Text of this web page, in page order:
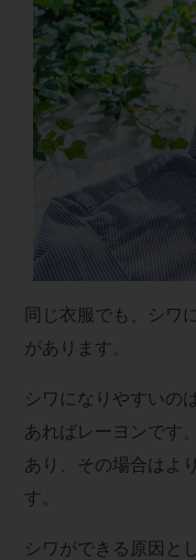
同じ衣服でも、シワ
があります。
シワになりやすいの
あればレーヨンです
あり、その場合はよ
す。
シワができる原因と